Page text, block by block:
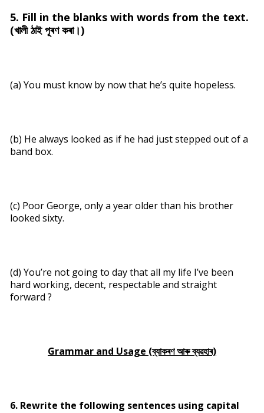
5. Fill in the blanks with words from the text.
(খালী ঠাই পূৰণ কৰা।)
(a) You must know by now that he’s quite hopeless.
(b) He always looked as if he had just stepped out of a
band box.
(c) Poor George, only a year older than his brother
looked sixty.
(d) You’re not going to day that all my life I’ve been
hard working, decent, respectable and straight
forward ?
Grammar and Usage (ব্যাকৰণ আৰু ব্যৱহাৰ)
6. Rewrite the following sentences using capital